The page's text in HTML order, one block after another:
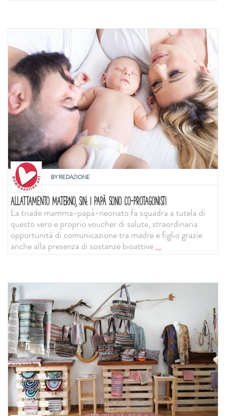
BYREDAZIONE
ALLATTAMENTO MATERNO, SIN: I PAPÀ SONO CO-PROTAGONISTI
La triade mamma-papà-neonato fa squadra a tutela di
questo vero e proprio voucher di salute, straordinaria
opportunità di comunicazione tra madre e figlio grazie
anche alla presenza di sostanze bioattive...